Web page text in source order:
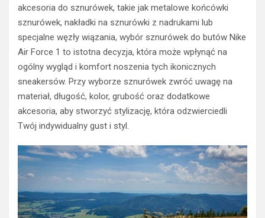
akcesoria do sznurówek, takie jak metalowe końcówki
sznurówek, nakładki na sznurówki z nadrukami lub
specjalne węzły wiązania, wybór sznurówek do butów Nike
Air Force 1 to istotna decyzja, która może wpłynąć na
ogólny wygląd i komfort noszenia tych ikonicznych
sneakersów. Przy wyborze sznurówek zwróć uwagę na
materiał, długość, kolor, grubość oraz dodatkowe
akcesoria, aby stworzyć stylizację, która odzwierciedli
Twój indywidualny gust i styl.